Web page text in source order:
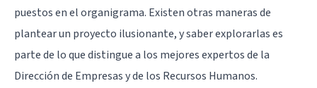
puestos en el organigrama. Existen otras maneras de
plantear un proyecto ilusionante, y saber explorarlas es
parte de lo que distingue a los mejores expertos de la
Dirección de Empresas y de los Recursos Humanos.